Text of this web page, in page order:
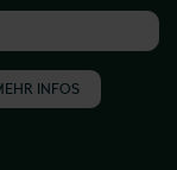
INFOS